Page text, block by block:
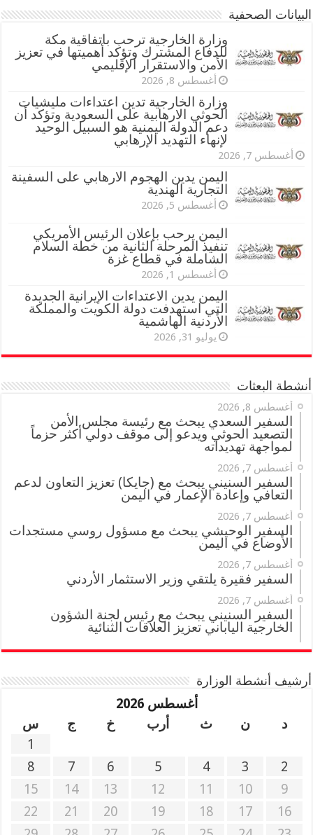
البيانات الصحفية
وزارة الخارجية ترحب باتفاقية مكة
للدفاع المشترك وتؤكد أهميتها في تعزيز
الأمن والاستقرار الإقليمي
أغسطس 8, 2026
وزارة الخارجية تدين اعتداءات مليشيات
الحوثي الارهابية على السعودية وتؤكد أن
دعم الدولة اليمنية هو السبيل الوحيد
لإنهاء التهديد الإرهابي
أغسطس 7, 2026
اليمن يدين الهجوم الارهابي على السفينة
التجارية الهندية
أغسطس 5, 2026
اليمن يرحب بإعلان الرئيس الأمريكي
تنفيذ المرحلة الثانية من خطة السلام
الشاملة في قطاع غزة
أغسطس 1, 2026
اليمن يدين الاعتداءات الإيرانية الجديدة
التي استهدفت دولة الكويت والمملكة
الأردنية الهاشمية
يوليو 31, 2026
أنشطة البعثات
أغسطس 8, 2026
السفير السعدي يبحث مع رئيسة مجلس الأمن
التصعيد الحوثي ويدعو إلى موقف دولي أكثر حزماً
لمواجهة تهديداته
أغسطس 7, 2026
السفير السنيني يبحث مع (جايكا) تعزيز التعاون لدعم
التعافي وإعادة الإعمار في اليمن
أغسطس 7, 2026
السفير الوحيشي يبحث مع مسؤول روسي مستجدات
الأوضاع في اليمن
أغسطس 7, 2026
السفير فقيرة يلتقي وزير الاستثمار الأردني
أغسطس 7, 2026
السفير السنيني يبحث مع رئيس لجنة الشؤون
الخارجية الياباني تعزيز العلاقات الثنائية
أرشيف أنشطة الوزارة
أغسطس 2026
د
ن ث أرب خ ج
س
1
2
3
4
5
6
7
8
9
10
11
12
13
14
15
16
17
18
19
20
21
22